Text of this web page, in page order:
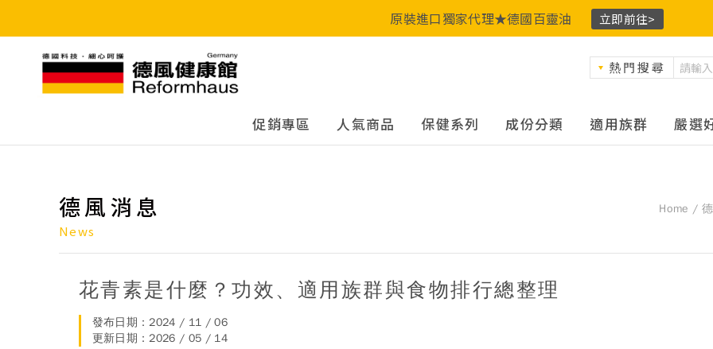
原裝進口獨家代理★德國百靈油 立即前往>
促銷專區 人氣商品 保健系列 成份分類 適用族群 嚴選
熱門搜尋
Home
德風消息
News
花青素是什麼？功效、適用族群與食物排行總整理
發布日期：2024 / 11 / 06
更新日期：2026 / 05 / 14